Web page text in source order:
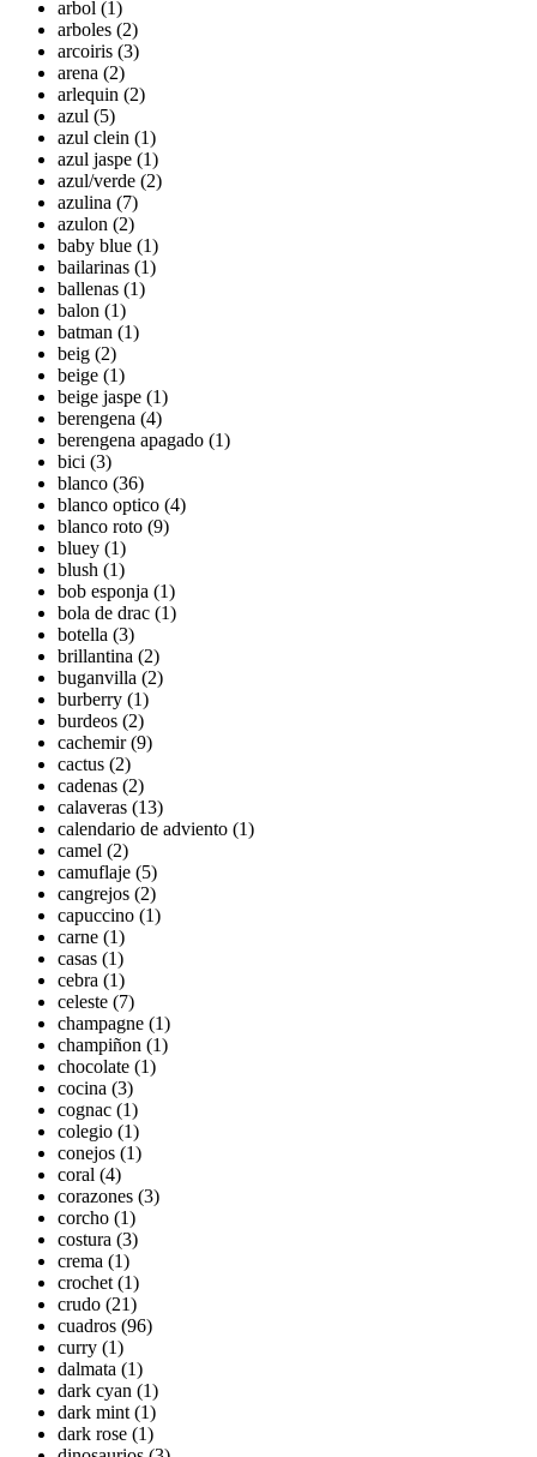
arbol (1)
arboles (2)
arcoiris (3)
arena (2)
arlequin (2)
azul (5)
azul clein (1)
azul jaspe (1)
azul/verde (2)
azulina (7)
azulon (2)
baby blue (1)
bailarinas (1)
ballenas (1)
balon (1)
batman (1)
beig (2)
beige (1)
beige jaspe (1)
berengena (4)
berengena apagado (1)
bici (3)
blanco (36)
blanco optico (4)
blanco roto (9)
bluey (1)
blush (1)
bob esponja (1)
bola de drac (1)
botella (3)
brillantina (2)
buganvilla (2)
burberry (1)
burdeos (2)
cachemir (9)
cactus (2)
cadenas (2)
calaveras (13)
calendario de adviento (1)
camel (2)
camuflaje (5)
cangrejos (2)
capuccino (1)
carne (1)
casas (1)
cebra (1)
celeste (7)
champagne (1)
champiñon (1)
chocolate (1)
cocina (3)
cognac (1)
colegio (1)
conejos (1)
coral (4)
corazones (3)
corcho (1)
costura (3)
crema (1)
crochet (1)
crudo (21)
cuadros (96)
curry (1)
dalmata (1)
dark cyan (1)
dark mint (1)
dark rose (1)